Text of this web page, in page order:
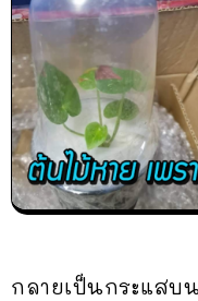
กลายเป็นกระแสบ